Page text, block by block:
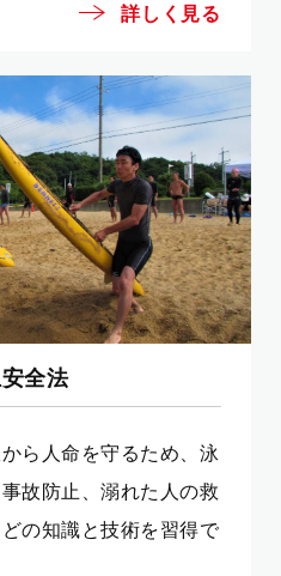
詳しく見る
全法
ら人命を守るため、泳
故防止、溺れた人の救
の知識と技術を習得で